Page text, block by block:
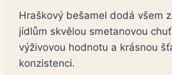
Hraškový bešamel dodá všem
jídlům skvělou smetanovou
výživovou hodnotu a krásnou
konzistenci.